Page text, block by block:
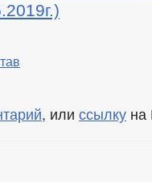
, или ссылку на